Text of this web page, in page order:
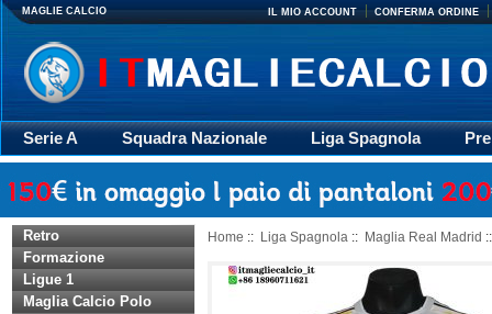
MAGLIE CALCIO IL MIO ACCOUNT CONFERMA ORDINE
Serie A Squadra Nazionale Liga Spagnola
Retro
Formazione
Ligue 1
Maglia Calcio Polo
Home :: Liga Spagnola :: Maglia Real Madrid